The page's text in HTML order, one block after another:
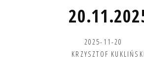
2025-11-20
KRZYSZTOF KUKLIŃSKI